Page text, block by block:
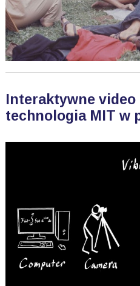
Interaktywne video
technologia MIT w